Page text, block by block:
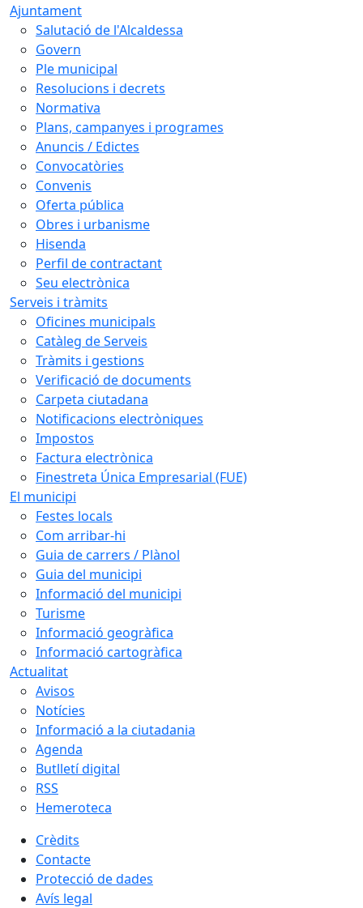
Ajuntament
Salutació de l'Alcaldessa
Govern
Ple municipal
Resolucions i decrets
Normativa
Plans, campanyes i programes
Anuncis / Edictes
Convocatòries
Convenis
Oferta pública
Obres i urbanisme
Hisenda
Perfil de contractant
Seu electrònica
Serveis i tràmits
Oficines municipals
Catàleg de Serveis
Tràmits i gestions
Verificació de documents
Carpeta ciutadana
Notificacions electròniques
Impostos
Factura electrònica
Finestreta Única Empresarial (FUE)
El municipi
Festes locals
Com arribar-hi
Guia de carrers / Plànol
Guia del municipi
Informació del municipi
Turisme
Informació geogràfica
Informació cartogràfica
Actualitat
Avisos
Notícies
Informació a la ciutadania
Agenda
Butlletí digital
RSS
Hemeroteca
Crèdits
Contacte
Protecció de dades
Avís legal